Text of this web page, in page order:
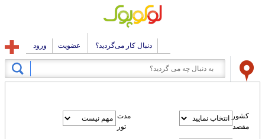
دنبال کار می‌گردید؟ عضویت ورود
کشور
مقصد
مدت
تور